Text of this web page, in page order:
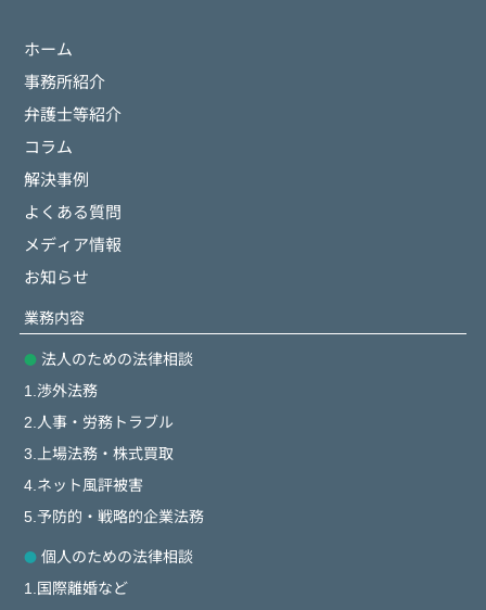
ホーム
事務所紹介
弁護士等紹介
コラム
解決事例
よくある質問
メディア情報
お知らせ
業務内容
法人のための法律相談
1.渉外法務
2.人事・労務トラブル
3.上場法務・株式買取
4.ネット風評被害
5.予防的・戦略的企業法務
個人のための法律相談
1.国際離婚など